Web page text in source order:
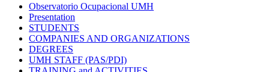
Observatorio Ocupacional UMH
Presentation
STUDENTS
COMPANIES AND ORGANIZATIONS
DEGREES
UMH STAFF (PAS/PDI)